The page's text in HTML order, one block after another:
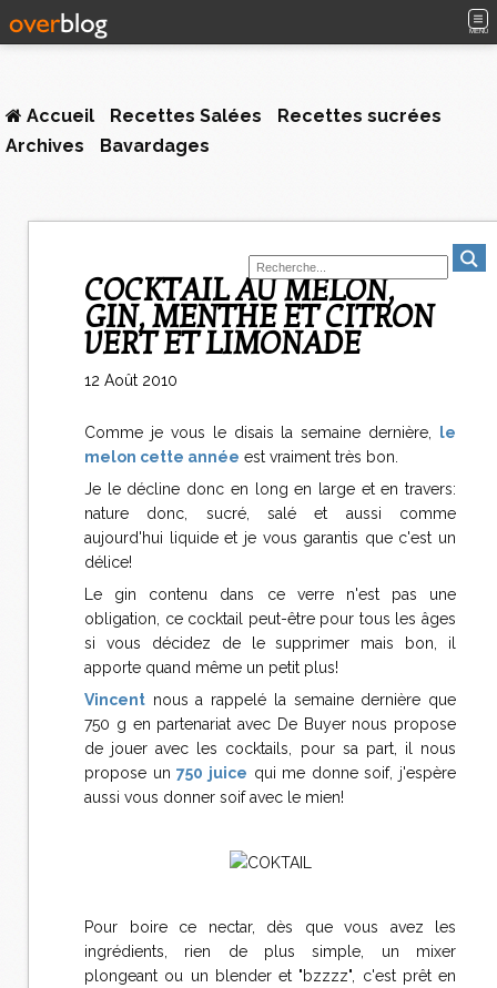
MENU
Accueil Recettes Salées
Recettes sucrées
Archives
Bavardages
COCKTAIL AU MELON,
GIN, MENTHE ET CITRON
VERT ET LIMONADE
12 Août 2010
Comme je vous le disais la semaine dernière,
le
melon cette année est vraiment très bon.
Je le décline donc en long en large et en travers:
nature donc, sucré, salé et aussi comme
aujourd'hui liquide et je vous garantis que c'est un
délice!
Le gin contenu dans ce verre n'est pas une
obligation, ce cocktail peut-être pour tous les âges
si vous décidez de le supprimer mais bon, il
apporte quand même un petit plus!
Vincent nous a rappelé la semaine dernière que
750 g en partenariat avec De Buyer nous propose
de jouer avec les cocktails, pour sa part, il nous
propose un750 juice qui me donne soif, j'espère
aussi vous donner soif avec le mien!
Pour boire ce nectar, dès que vous avez les
ingrédients, rien de plus simple, un mixer
plongeant ou un blender et "bzzzz", c'est prêt en